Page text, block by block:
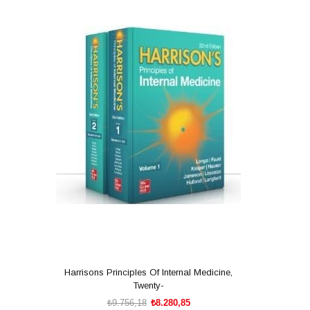
Harrisons Principles Of Internal Medicine,
Twenty-
₺8.280,85
₺9.756,18